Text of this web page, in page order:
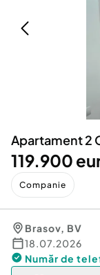
Servicii
Animale de
Afaceri și
Inchiriere
Utilaje
Piese auto si
Apartament 2
119.900
Companie
Brasov, BV
18.07.2026
Număr de